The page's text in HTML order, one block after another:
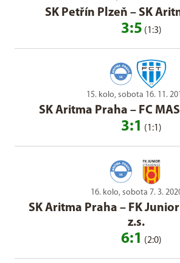
SK Petřín Plzeň – SK
3:5 (1:3)
15. kolo, sobota 16. 11.
SK Aritma Praha – FC
3:1 (1:1)
16. kolo, sobota 7. 3.
SK Aritma Praha – FK
z.s.
6:1 (2:0)